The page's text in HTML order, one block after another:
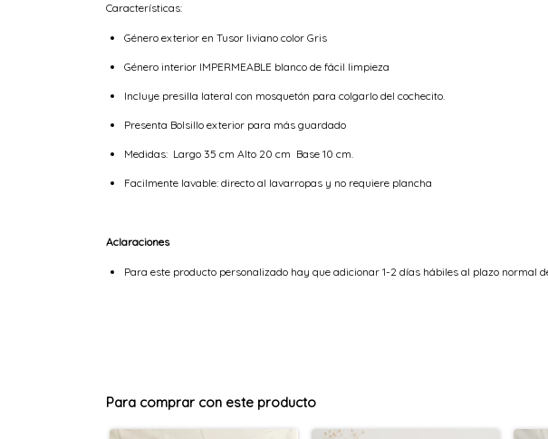
Características:
Género exterior en Tusor liviano color Gris
Género interior IMPERMEABLE blanco de fácil limpieza
Incluye presilla lateral con mosquetón para colgarlo del cochecito.
Presenta Bolsillo exterior para más guardado
Medidas: Largo 35 cm Alto 20 cm Base 10 cm.
Facilmente lavable: directo al lavarropas y no requiere plancha
Aclaraciones
Para este producto personalizado hay que adicionar 1-2 días hábiles al plazo normal
Para comprar con este producto